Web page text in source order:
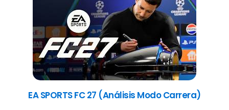
EA SPORTS FC 27 (Análisis Modo Carrera)